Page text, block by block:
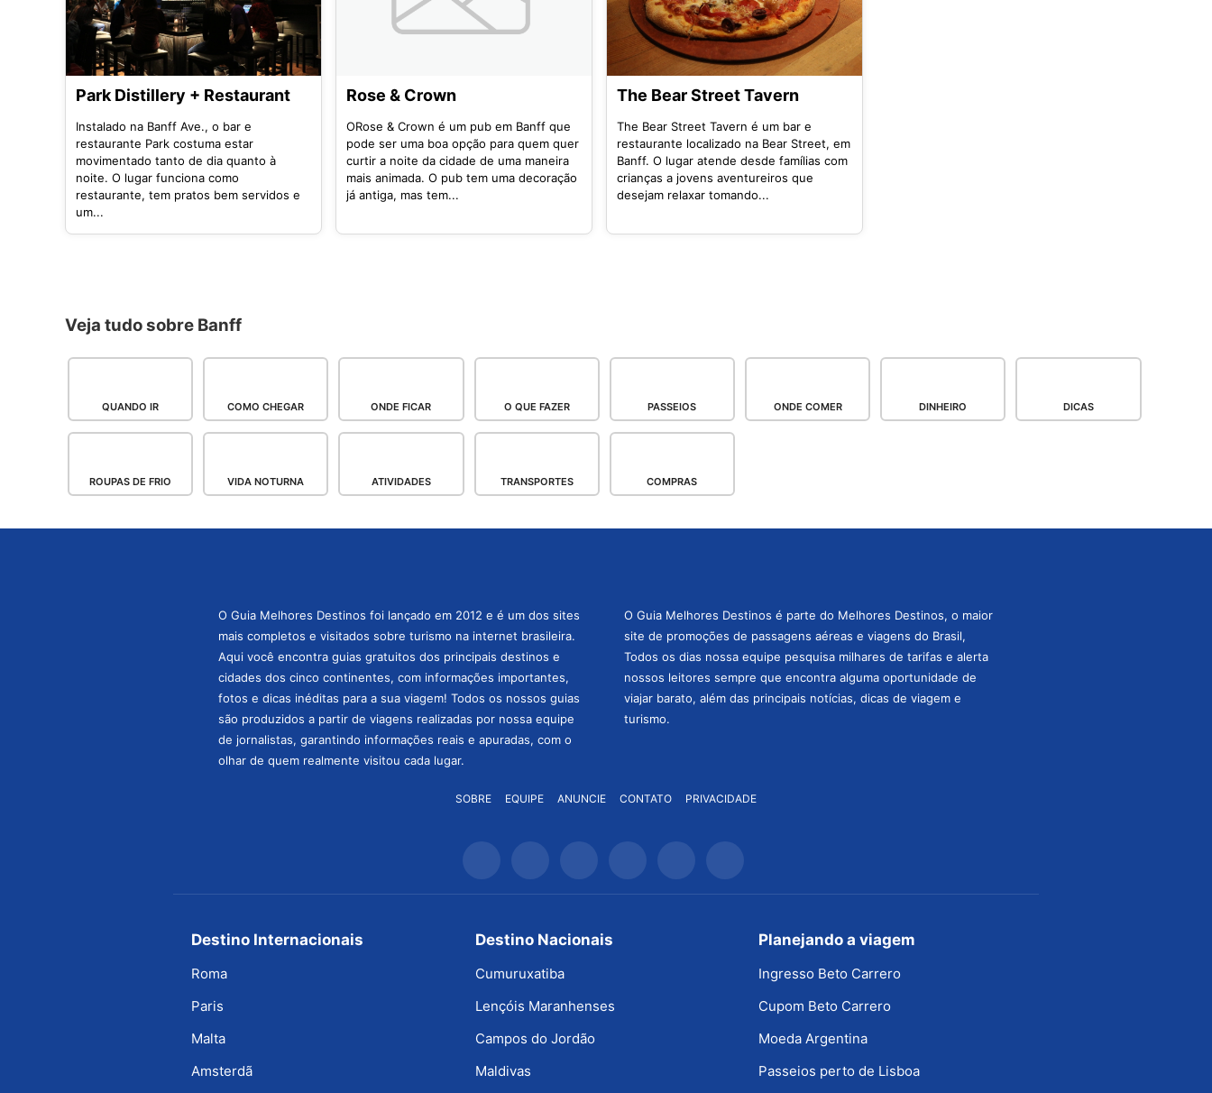
Park Distillery + Restaurant
Instalado na Banff Ave., o bar e
restaurante Park costuma estar
movimentado tanto de dia quanto à
noite. O lugar funciona como
restaurante, tem pratos bem servidos e
um...
Rose & Crown
ORose & Crown é um pub em Banff que
pode ser uma boa opção para quem quer
curtir a noite da cidade de uma maneira
mais animada. O pub tem uma decoração
já antiga, mas tem...
The Bear Street Tavern
The Bear Street Tavern é um bar e
restaurante localizado na Bear Street, em
Banff. O lugar atende desde famílias com
crianças a jovens aventureiros que
desejam relaxar tomando...
Veja tudo sobre Banff
QUANDO IR COMO CHEGAR ONDE FICAR O QUE FAZER PASSEIOS ONDE COMER DINHEIRO DICAS
ROUPAS DE FRIO VIDA NOTURNA ATIVIDADES TRANSPORTES COMPRAS
O Guia Melhores Destinos foi lançado em 2012 e é um dos sites
mais completos e visitados sobre turismo na internet brasileira.
Aqui você encontra guias gratuitos dos principais destinos e
cidades dos cinco continentes, com informações importantes,
fotos e dicas inéditas para a sua viagem! Todos os nossos guias
são produzidos a partir de viagens realizadas por nossa equipe
de jornalistas, garantindo informações reais e apuradas, com o
olhar de quem realmente visitou cada lugar.
O Guia Melhores Destinos é parte do Melhores Destinos, o maior
site de promoções de passagens aéreas e viagens do Brasil,
Todos os dias nossa equipe pesquisa milhares de tarifas e alerta
nossos leitores sempre que encontra alguma oportunidade de
viajar barato, além das principais notícias, dicas de viagem e
turismo.
SOBRE EQUIPE ANUNCIE CONTATO PRIVACIDADE
Destino Internacionais
Roma
Paris
Malta
Amsterdã
Destino Nacionais
Cumuruxatiba
Lençóis Maranhenses
Campos do Jordão
Maldivas
Planejando a viagem
Ingresso Beto Carrero
Cupom Beto Carrero
Moeda Argentina
Passeios perto de Lisboa